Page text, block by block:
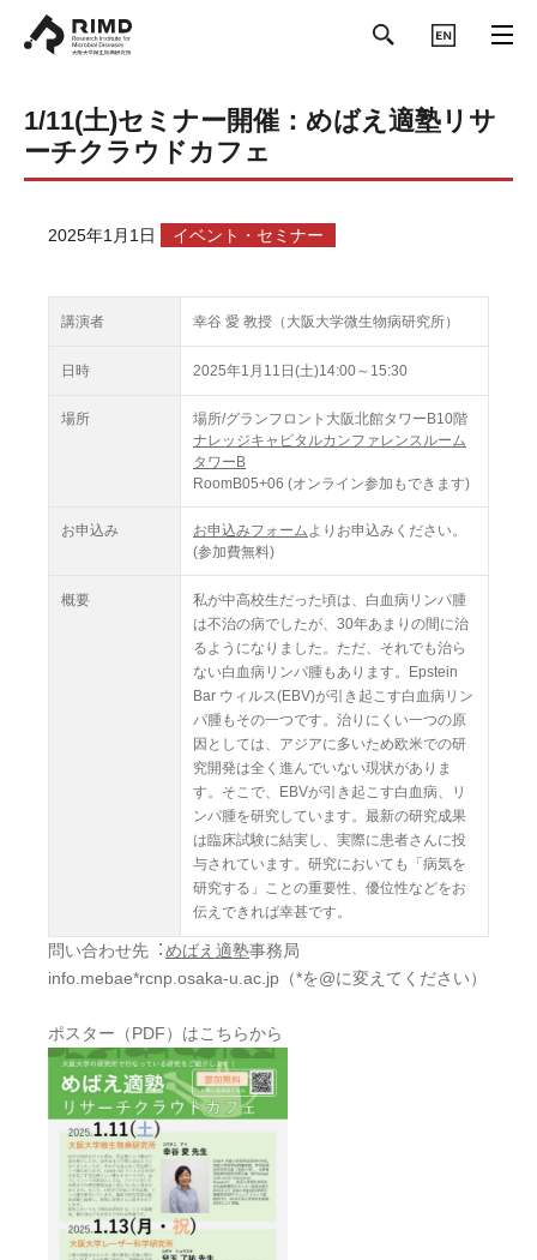
1/11(土)セミナー開催：めばえ適塾リサ
ーチクラウドカフェ
2025年1月1日 イベント・セミナー
講演者 幸谷 愛 教授（大阪大学微生物病研究所）
日時 2025年1月11日(土)14:00～15:30
場所
場所/グランフロント大阪北館タワーB10階
ナレッジキャピタルカンファレンスルーム
タワーB
RoomB05+06 (オンライン参加もできます)
お申込み お申込みフォームよりお申込みください。
(参加費無料)
概要
私が中高校生だった頃は、白血病リンパ腫
は不治の病でしたが、30年あまりの間に治
るようになりました。ただ、それでも治ら
ない白血病リンパ腫もあります。Epstein
Bar ウィルス(EBV)が引き起こす白血病リン
パ腫もその一つです。治りにくい一つの原
因としては、アジアに多いため欧米での研
究開発は全く進んでいない現状がありま
す。そこで、EBVが引き起こす白血病、リ
ンパ腫を研究しています。最新の研究成果
は臨床試験に結実し、実際に患者さんに投
与されています。研究においても「病気を
研究する」ことの重要性、優位性などをお
伝えできれば幸甚です。
問い合わせ先︓めばえ適塾事務局
info.mebae*rcnp.osaka-u.ac.jp（*を@に変えてください）
ポスター（PDF）はこちらから